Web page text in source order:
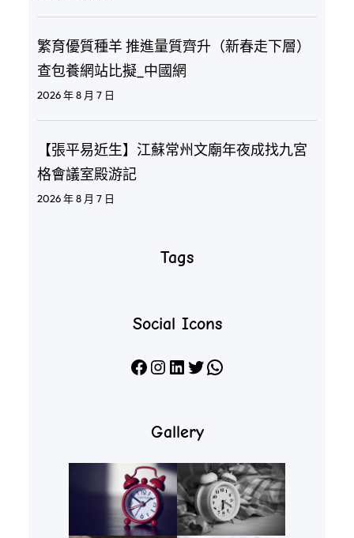
繁育優質種羊 推進量質齊升（新春走下層）
查包養網站比擬_中國網
2026 年 8 月 7 日
【張平易近生】江蘇常州文廟年夜成找九宮
格會議室殿游記
2026 年 8 月 7 日
Tags
Social Icons
Facebook Instagram LinkedIn X WhatsApp
Gallery